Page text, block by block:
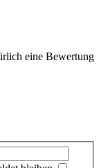
eine Bewertung